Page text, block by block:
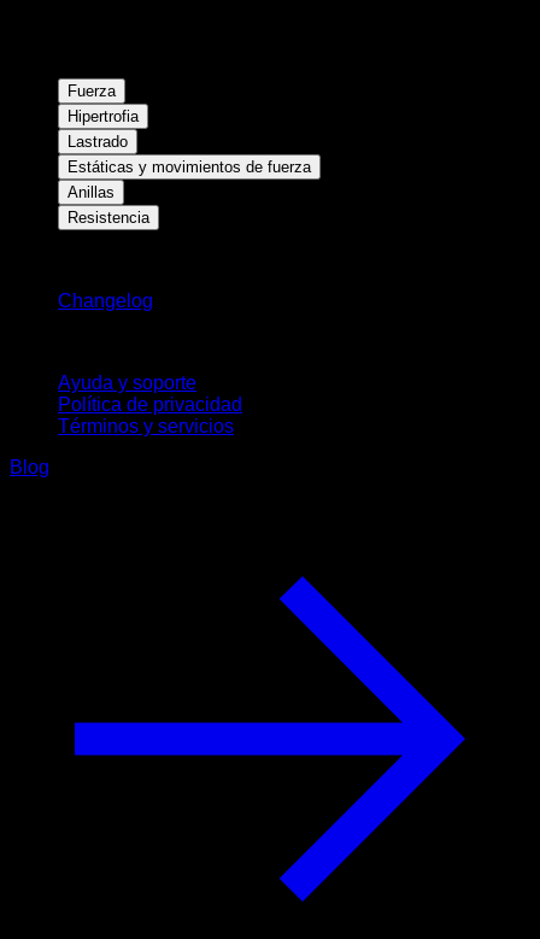
Fuerza
Hipertrofia
Lastrado
Estáticas y movimientos de fuerza
Anillas
Resistencia
Changelog
Ayuda y soporte
Política de privacidad
Términos y servicios
Blog